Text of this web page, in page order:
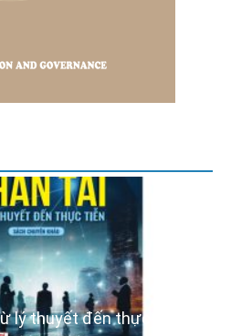
trung thành với Tổ quốc,
Nhân dân – Sáng ngời
cách mạng”